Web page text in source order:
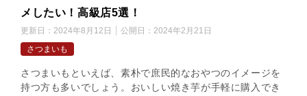
メしたい！高級店5選！
更新日： 2024年8月12日 公開日： 2024年2月21日
さつまいも
さつまいもといえば、素朴で庶民的なおやつのイメージを
持つ方も多いでしょう。おいしい焼き芋が手軽に購入でき